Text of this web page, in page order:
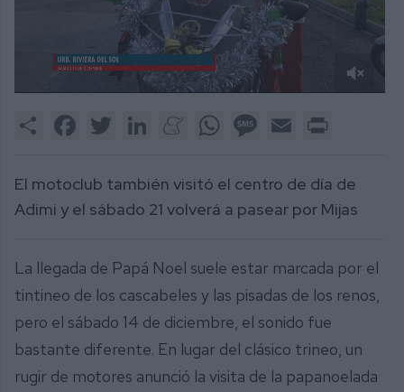
2
Share FacebookTwitter LinkedInMeneameWhatsAppMessage
Email
El motoclub también visitó el centro de día de
Adimi y el sábado 21 volverá a pasear por Mijas
La llegada de Papá Noel suele estar marcada por el
tintineo de los cascabeles y las pisadas de los renos,
pero el sábado 14 de diciembre, el sonido fue
bastante diferente. En lugar del clásico trineo, un
rugir de motores anunció la visita de la papanoelada